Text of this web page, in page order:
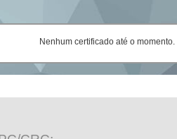
Nenhum certificado até o momento.